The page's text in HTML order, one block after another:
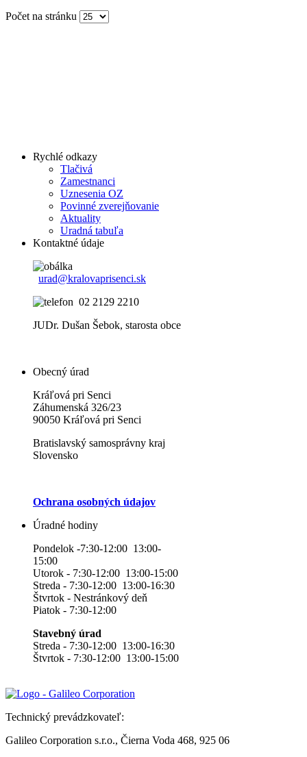
Počet na stránku
Rychlé odkazy
Tlačivá
Zamestnanci
Uznesenia OZ
Povinné zverejňovanie
Aktuality
Uradná tabuľa
Kontaktné údaje
urad@kralovaprisenci.sk
02 2129 2210
JUDr. Dušan Šebok, starosta obce
Obecný úrad
Kráľová pri Senci
Záhumenská 326/23
90050 Kráľová pri Senci
Bratislavský samosprávny kraj
Slovensko
Ochrana osobných údajov
Úradné hodiny
Pondelok -7:30-12:00 13:00-
15:00
Utorok - 7:30-12:00 13:00-15:00
Streda - 7:30-12:00 13:00-16:30
Štvrtok - Nestránkový deň
Piatok - 7:30-12:00
Stavebný úrad
Streda - 7:30-12:00 13:00-16:30
Štvrtok - 7:30-12:00 13:00-15:00
Technický prevádzkovateľ:
Galileo Corporation s.r.o., Čierna Voda 468, 925 06